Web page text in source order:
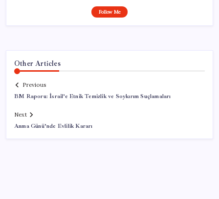
Follow Me
Other Articles
Previous
BM Raporu: İsrail’e Etnik Temizlik ve Soykırım Suçlamaları
Next
Anma Günü’nde Evlilik Kararı